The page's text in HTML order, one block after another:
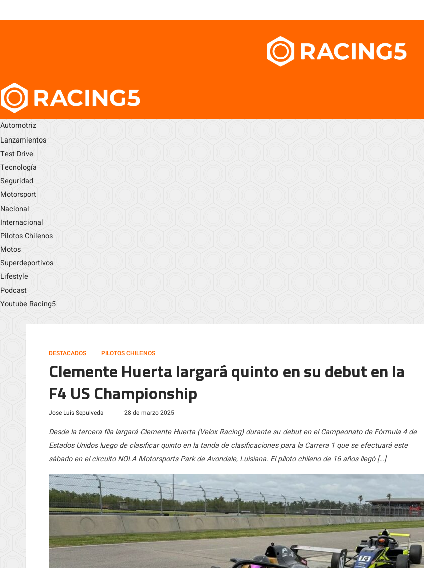
Automotriz
Lanzamientos
Test Drive
Tecnología
Seguridad
Motorsport
Nacional
Internacional
Pilotos Chilenos
Motos
Superdeportivos
Lifestyle
Podcast
Youtube Racing5
DESTACADOS PILOTOS CHILENOS
Clemente Huerta largará quinto en su debut en la
F4 US Championship
Jose Luis Sepulveda | 28 de marzo 2025
Desde la tercera fila largará Clemente Huerta (Velox Racing) durante su debut en el Campeonato de Fórmula 4 de
Estados Unidos luego de clasificar quinto en la tanda de clasificaciones para la Carrera 1 que se efectuará este
sábado en el circuito NOLA Motorsports Park de Avondale, Luisiana. El piloto chileno de 16 años llegó […]